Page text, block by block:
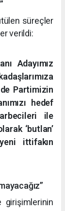
süreçler
verildi:
Adayımız
Partimizin
hedef
ile
‘butlan’
ittifakın
girişimlerinin